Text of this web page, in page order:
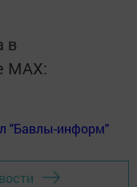
в
MАХ:
"Бавлы-информ"